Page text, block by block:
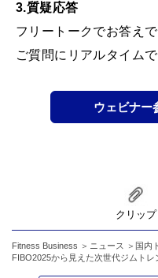
3.質疑応答
フリートークでお答え
ご質問にリアルタイム
ウェビナー
クリップ
Fitness Business ニュース 国内
FIBO2025から見えた次世代ジムト